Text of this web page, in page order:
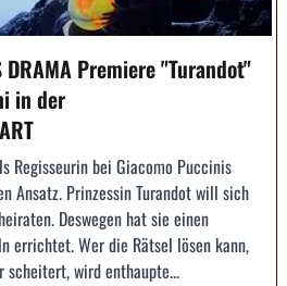
DRAMA Premiere "Turandot"
in der
Regisseurin bei Giacomo Puccinis
Ansatz. Prinzessin Turandot will sich
Deswegen hat sie einen
errichtet. Wer die Rätsel lösen kann,
scheitert, wird enthaupte...